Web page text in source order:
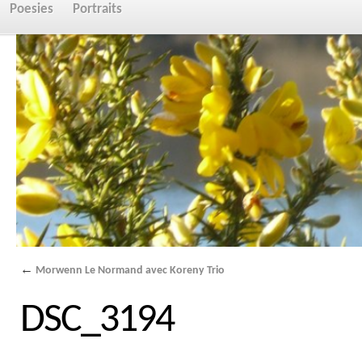
Poesies Portraits
← Morwenn Le Normand avec Koreny Trio
DSC_3194